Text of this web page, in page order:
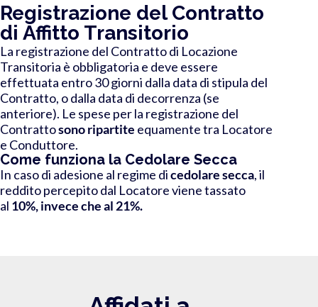
Registrazione del Contratto
di Affitto Transitorio
La registrazione del Contratto di Locazione
Transitoria è obbligatoria e deve essere
effettuata entro 30 giorni dalla data di stipula del
Contratto, o dalla data di decorrenza (se
anteriore). Le spese per la registrazione del
Contrattosono ripartite equamentetra Locatore
e Conduttore.
Come funziona la Cedolare Secca
In caso di adesione al regime dicedolare secca, il
reddito percepito dal Locatore viene tassato
al 10%, invece che al 21%.